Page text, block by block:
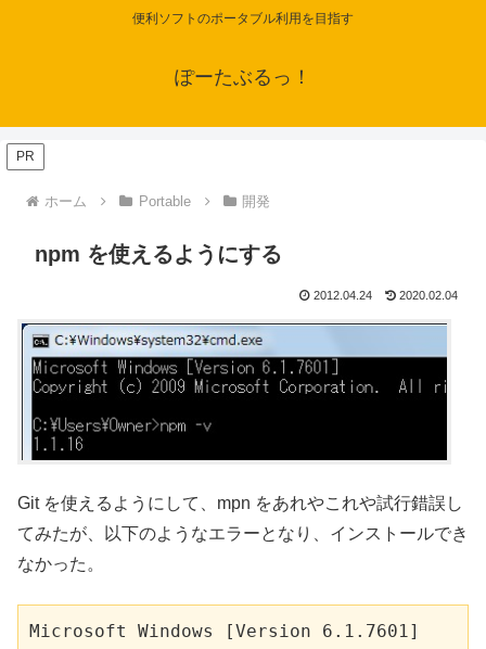
便利ソフトのポータブル利用を目指す
ぽーたぶるっ！
PR
ホーム Portable 開発
npm を使えるようにする
2012.04.24 2020.02.04
Git を使えるようにして、mpn をあれやこれや試行錯誤し
てみたが、以下のようなエラーとなり、インストールでき
なかった。
Microsoft Windows [Version 6.1.7601]